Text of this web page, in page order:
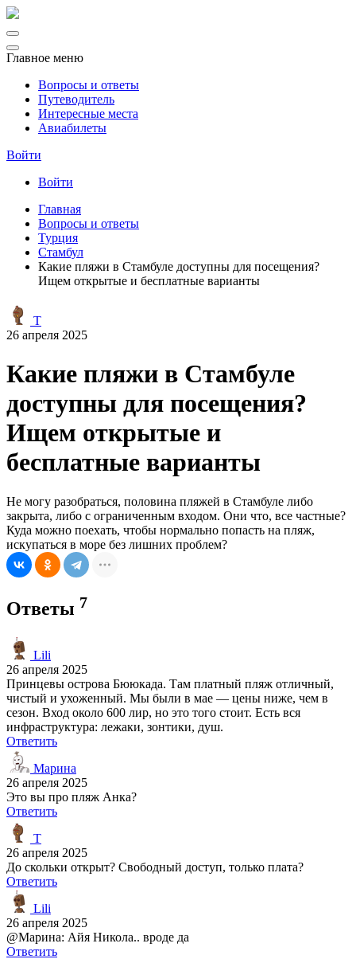
Главное меню
Вопросы и ответы
Путеводитель
Интересные места
Авиабилеты
Войти
Войти
Главная
Вопросы и ответы
Турция
Стамбул
Какие пляжи в Стамбуле доступны для посещения?
Ищем открытые и бесплатные варианты
T
26 апреля 2025
Какие пляжи в Стамбуле
доступны для посещения?
Ищем открытые и
бесплатные варианты
Не могу разобраться, половина пляжей в Стамбуле либо
закрыта, либо с ограниченным входом. Они что, все частные?
Куда можно поехать, чтобы нормально попасть на пляж,
искупаться в море без лишних проблем?
Ответы 7
Lili
26 апреля 2025
Принцевы острова Бююкада. Там платный пляж отличный,
чистый и ухоженный. Мы были в мае — цены ниже, чем в
сезон. Вход около 600 лир, но это того стоит. Есть вся
инфраструктура: лежаки, зонтики, душ.
Ответить
Марина
26 апреля 2025
Это вы про пляж Анка?
Ответить
T
26 апреля 2025
До скольки открыт? Свободный доступ, только плата?
Ответить
Lili
26 апреля 2025
@Марина: Айя Никола.. вроде да
Ответить